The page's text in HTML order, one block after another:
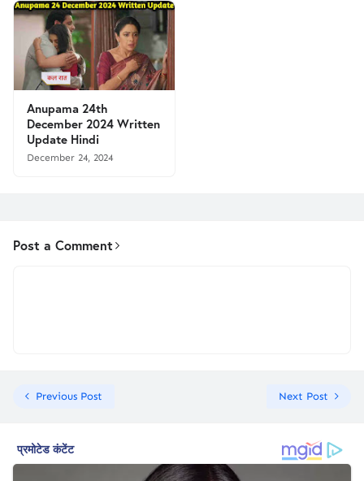
Anupama 24th
December 2024 Written
Update Hindi
December 24, 2024
Post a Comment
Previous Post Next Post